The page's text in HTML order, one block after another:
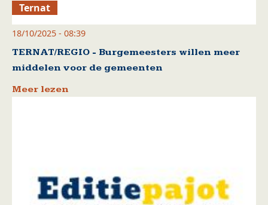
Ternat
18/10/2025 - 08:39
TERNAT/REGIO - Burgemeesters willen meer
middelen voor de gemeenten
Meer lezen